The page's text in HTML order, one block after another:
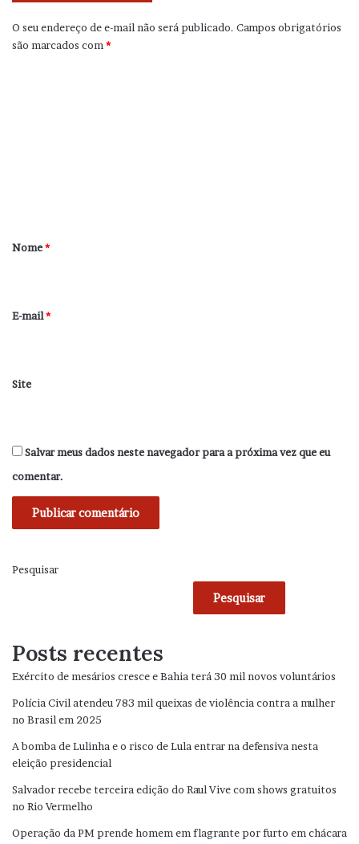
O seu endereço de e-mail não será publicado. Campos obrigatórios
são marcados com *
r
*
Nome*
E-mail*
Site
Salvar meus dados neste navegador para a próxima vez que eu
comentar.
Pesquisar
Pesquisar
Posts recentes
Exército de mesários cresce e Bahia terá 30 mil novos voluntários
Polícia Civil atendeu 783 mil queixas de violência contra a mulher
no Brasil em 2025
A bomba de Lulinha e o risco de Lula entrar na defensiva nesta
eleição presidencial
Salvador recebe terceira edição do Raul Vive com shows gratuitos
no Rio Vermelho
Operação da PM prende homem em flagrante por furto em chácara